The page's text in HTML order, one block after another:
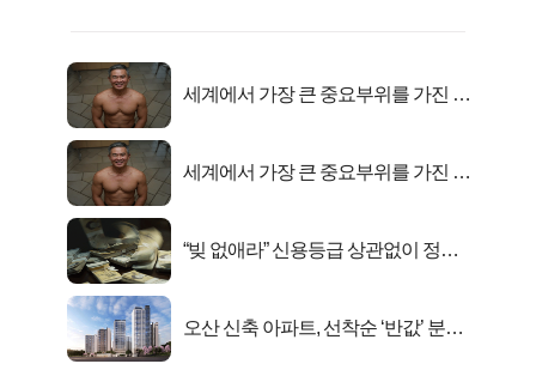
세계에서 가장 큰 중요부위를 가진 남
세계에서 가장 큰 중요부위를 가진 남
“빚 없애라” 신용등급 상관없이 정부
오산 신축 아파트, 선착순 ‘반값’ 분양